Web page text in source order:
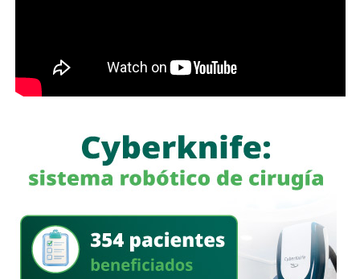
La magistrada precisó que todo el proceso de evaluación
deberá quedar resuelto
durante este año
cumpla elprimer año de funcionesde los nuevos
Sobre el desempeño de quienes fueron electos,
reconoció que el inicio de lanueva integración judicial
implicó una curva de aprendizaje, ya que varios de los
jueces no tenían experiencia previa dentro del
Judicial. No obstante, aseguró que existe
disposición
para capacitarse y cumplir con las responsabilidades del
cargo.